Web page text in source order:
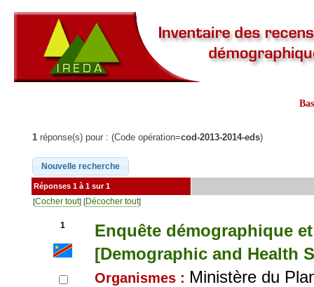
1 réponse(s) pour : (Code opération=cod-2013-2014-eds)
Réponses 1 à 1 sur 1
[Cocher tout] [Décocher tout]
1
Enquête démographique
[Demographic and Health
Organismes : Ministère du